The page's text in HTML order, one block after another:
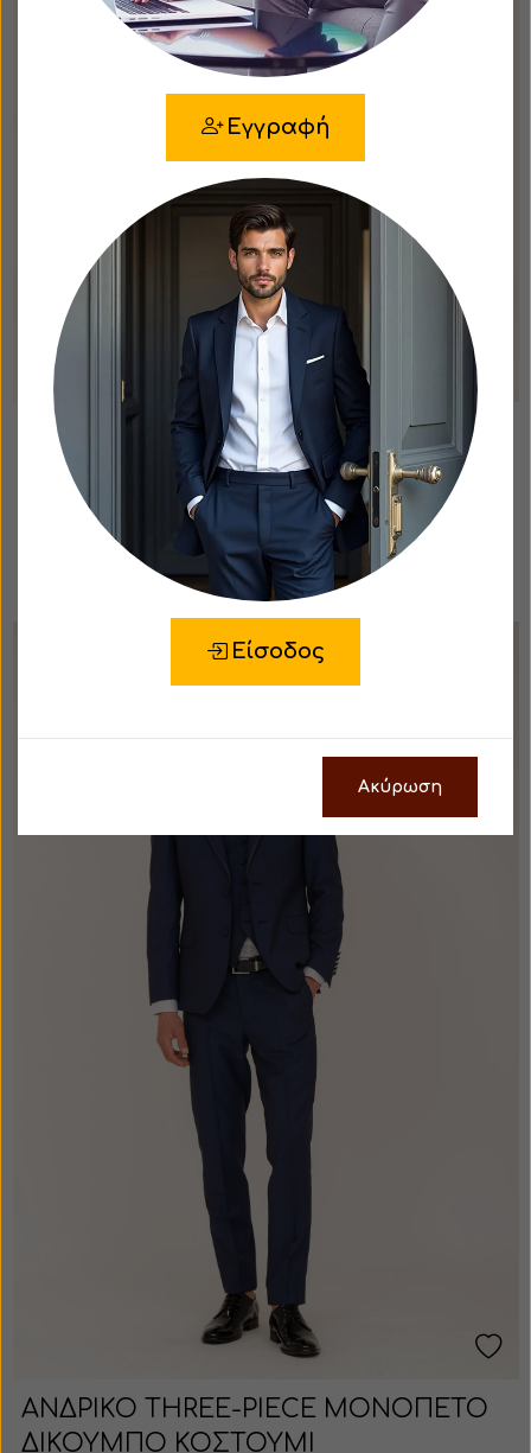
ΑΝΔΡΙΚΟ ΣΤΑΥΡΩΤΟ ΚΟΣΤΟΥΜΙ
PORTOBELLO'S ΛΑΔΙ ΧΡΩΜΑ ΜΕ
PEAK ΠΕΤΑ
Portobello's
από 342.30€
ΑΝΔΡΙΚΟ THREE-PIECE ΜΟΝΟΠΕΤΟ
ΔΙΚΟΥΜΠΟ ΚΟΣΤΟΥΜΙ
Εγγραφή
Είσοδος
Ακύρωση